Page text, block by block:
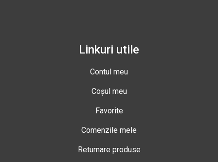
Linkuri utile
Contul meu
Coșul meu
Favorite
Comenzile mele
Returnare produse